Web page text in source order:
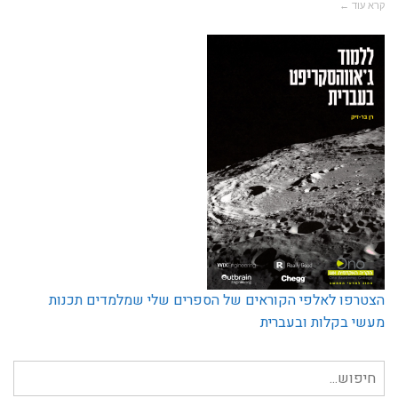
קרא עוד ←
הצטרפו לאלפי הקוראים של הספרים שלי שמלמדים תכנות
מעשי בקלות ובעברית
חיפוש
עבור: